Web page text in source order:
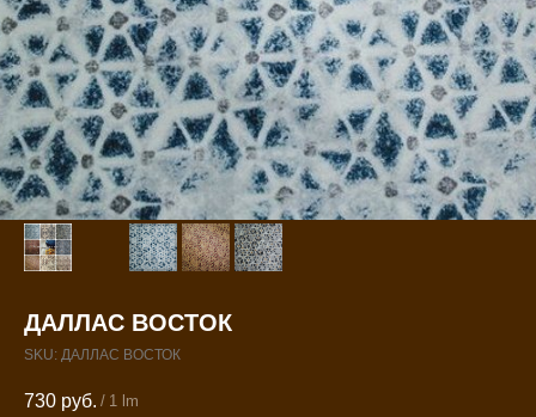
ДАЛЛАС ВОСТОК
SKU: ДАЛЛАС ВОСТОК
730 руб. / 1 lm